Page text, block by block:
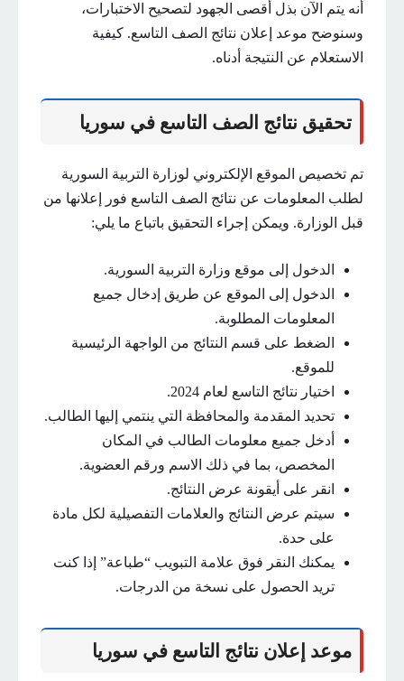
أنه يتم الآن بذل أقصى الجهود لتصحيح الاختبارات،
وسنوضح موعد إعلان نتائج الصف التاسع. كيفية
الاستعلام عن النتيجة أدناه.
تحقيق نتائج الصف التاسع في سوريا
تم تخصيص الموقع الإلكتروني لوزارة التربية السورية
لطلب المعلومات عن نتائج الصف التاسع فور إعلانها من
قبل الوزارة. ويمكن إجراء التحقيق باتباع ما يلي:
الدخول إلى موقع وزارة التربية السورية.
الدخول إلى الموقع عن طريق إدخال جميع
المعلومات المطلوبة.
الضغط على قسم النتائج من الواجهة الرئيسية
للموقع.
اختيار نتائج التاسع لعام 2024.
تحديد المقدمة والمحافظة التي ينتمي إليها الطالب.
أدخل جميع معلومات الطالب في المكان
المخصص، بما في ذلك الاسم ورقم العضوية.
انقر على أيقونة عرض النتائج.
سيتم عرض النتائج والعلامات التفصيلية لكل مادة
على حدة.
يمكنك النقر فوق علامة التبويب “طباعة” إذا كنت
تريد الحصول على نسخة من الدرجات.
موعد إعلان نتائج التاسع في سوريا